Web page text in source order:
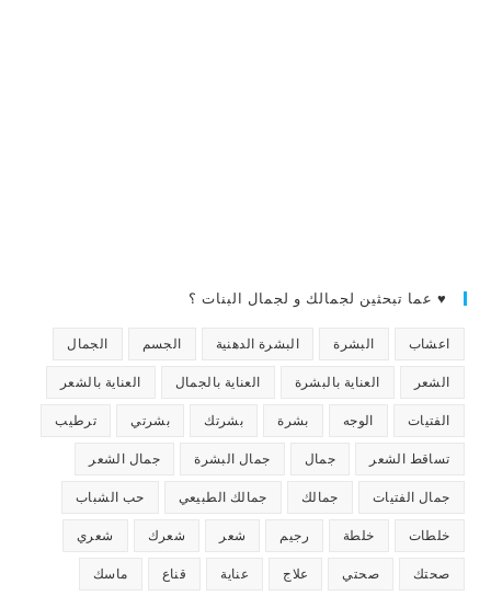
♥ عما تبحثين لجمالك و لجمال البنات ؟
اعشاب البشرة البشرة الدهنية الجسم الجمال
الشعر العناية بالبشرة العناية بالجمال العناية بالشعر
الفتيات الوجه بشرة بشرتك بشرتي ترطيب
تساقط الشعر جمال جمال البشرة جمال الشعر
جمال الفتيات جمالك جمالك الطبيعي حب الشباب
خلطات خلطة رجيم شعر شعرك شعري
صحتك صحتي علاج عناية قناع ماسك